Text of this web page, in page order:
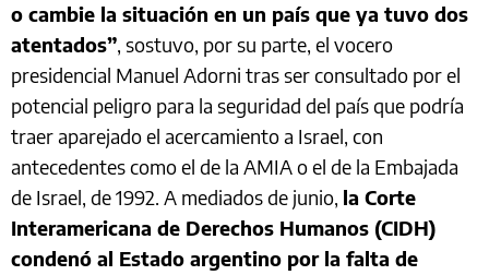
o cambie la situación en un país que ya tuvo dos
atentados”, sostuvo, por su parte, el vocero
presidencial Manuel Adorni tras ser consultado por el
potencial peligro para la seguridad del país que podría
traer aparejado el acercamiento a Israel, con
antecedentes como el de la AMIA o el de la Embajada
de Israel, de 1992. A mediados de junio, la Corte
Interamericana de Derechos Humanos (CIDH)
condenó al Estado argentino por la falta de